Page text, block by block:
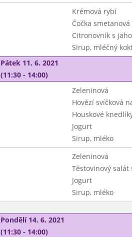
Krémová rybí
Čočka smetanová
Citronovník s
Sirup, mléčný
Pátek 11. 6. 2021
(11:30 - 14:00)
Zeleninová
Hovězí svíčková
Houskové
Jogurt
Sirup, mléko
Zeleninová
Těstovinový salát
Jogurt
Sirup, mléko
Pondělí 14. 6. 2021
(11:30 - 14:00)